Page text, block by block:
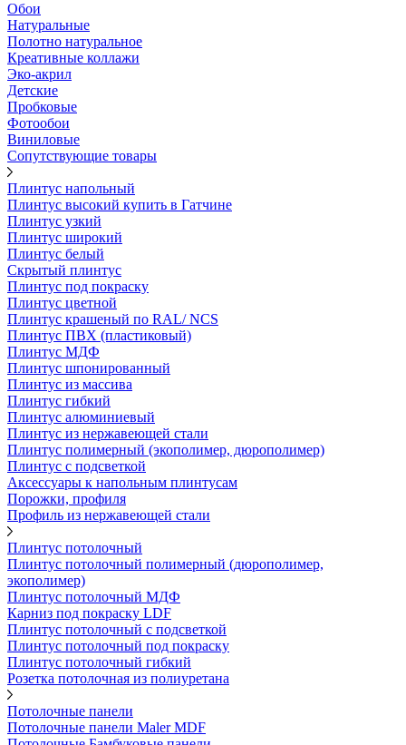
Обои
Натуральные
Полотно натуральное
Креативные коллажи
Эко-акрил
Детские
Пробковые
Фотообои
Виниловые
Сопутствующие товары
Плинтус напольный
Плинтус высокий купить в Гатчине
Плинтус узкий
Плинтус широкий
Плинтус белый
Скрытый плинтус
Плинтус под покраску
Плинтус цветной
Плинтус крашеный по RAL/ NCS
Плинтус ПВХ (пластиковый)
Плинтус МДФ
Плинтус шпонированный
Плинтус из массива
Плинтус гибкий
Плинтус алюминиевый
Плинтус из нержавеющей стали
Плинтус полимерный (экополимер, дюрополимер)
Плинтус с подсветкой
Аксессуары к напольным плинтусам
Порожки, профиля
Профиль из нержавеющей стали
Плинтус потолочный
Плинтус потолочный полимерный (дюрополимер,
экополимер)
Плинтус потолочный МДФ
Карниз под покраску LDF
Плинтус потолочный с подсветкой
Плинтус потолочный под покраску
Плинтус потолочный гибкий
Розетка потолочная из полиуретана
Потолочные панели
Потолочные панели Maler MDF